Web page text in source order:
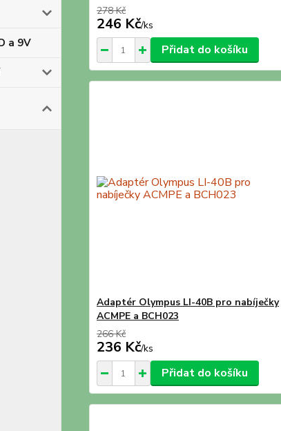
a 9V
278 Kč
246 Kč/ks
Přidat do košíku
Adaptér Olympus LI-40B pro nabíječky
ACMPE a BCH023
266 Kč
236 Kč/ks
Přidat do košíku